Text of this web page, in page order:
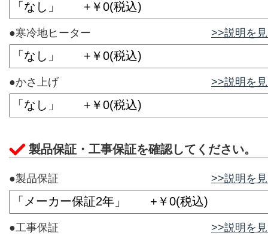
●寒冷地ヒーター >>説明を
●かさ上げ >>説明を
製品保証・工事保証を確認してください。
●製品保証 >>説明を
●工事保証 >>説明を